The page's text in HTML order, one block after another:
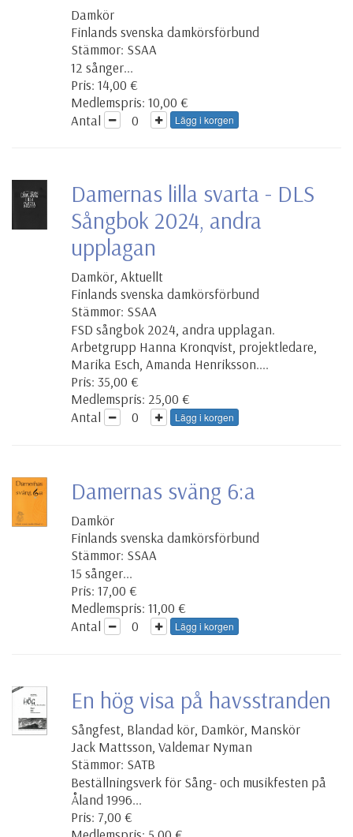
Damkör
Finlands svenska damkörsförbund
Stämmor: SSAA
12 sånger...
Pris: 14,00 €
Medlemspris: 10,00 €
Antal
Lägg i korgen
Damernas lilla svarta - DLS
Sångbok 2024, andra
upplagan
Damkör, Aktuellt
Finlands svenska damkörsförbund
Stämmor: SSAA
FSD sångbok 2024, andra upplagan.
Arbetgrupp Hanna Kronqvist, projektledare,
Marika Esch, Amanda Henriksson....
Pris: 35,00 €
Medlemspris: 25,00 €
Antal
Lägg i korgen
Damernas sväng 6:a
Damkör
Finlands svenska damkörsförbund
Stämmor: SSAA
15 sånger...
Pris: 17,00 €
Medlemspris: 11,00 €
Antal
Lägg i korgen
En hög visa på havsstranden
Sångfest, Blandad kör, Damkör, Manskör
Jack Mattsson, Valdemar Nyman
Stämmor: SATB
Beställningsverk för Sång- och musikfesten på
Åland 1996...
Pris: 7,00 €